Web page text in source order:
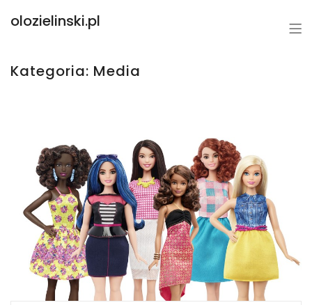
olozielinski.pl
Kategoria: Media